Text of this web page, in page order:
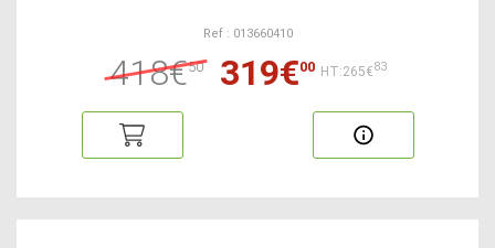
Ref : 013660410
418€50 319€00 HT:265€83